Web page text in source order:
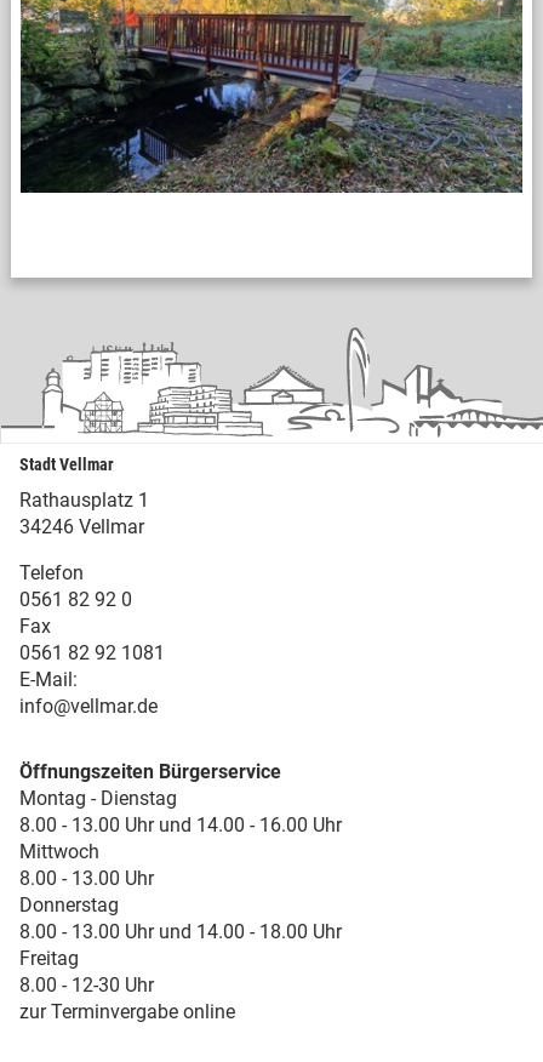
Stadt Vellmar
Rathausplatz 1
34246 Vellmar
Telefon
0561 82 92 0
Fax
0561 82 92 1081
E-Mail:
info@vellmar.de
Öffnungszeiten Bürgerservice
Montag - Dienstag
8.00 - 13.00 Uhr und 14.00 - 16.00 Uhr
Mittwoch
8.00 - 13.00 Uhr
Donnerstag
8.00 - 13.00 Uhr und 14.00 - 18.00 Uhr
Freitag
8.00 - 12-30 Uhr
zur Terminvergabe online